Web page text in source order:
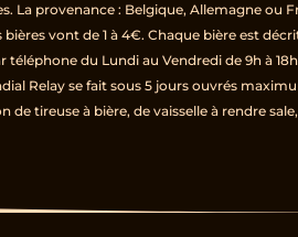
La provenance : Belgique, Allemagne ou
vont de 1 à 4€. Chaque bière est
du Lundi au Vendredi de 9h à
Relay se fait sous 5 jours ouvrés
de tireuse à bière, de vaisselle à rendre